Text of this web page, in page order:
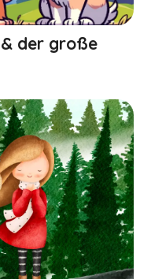
der große